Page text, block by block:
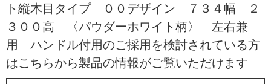
ト縦木目タイプ ００デザイン ７３４幅 ２
３００高 〈パウダーホワイト柄〉 左右兼
用 ハンドル付用のご採用を検討されている方
はこちらから製品の情報がご覧いただけます